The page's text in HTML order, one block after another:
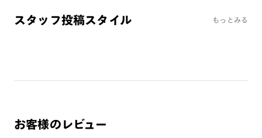
るレンズに限ります。それ以外の対応レンズについてはJINS実店舗でお取り扱
いしております。
※RIM限定の記載があるカラーレンズは商品名に＜R!M＞の記載があるフレー
スタッフ投稿スタイル もっとみる
お客様のレビュー